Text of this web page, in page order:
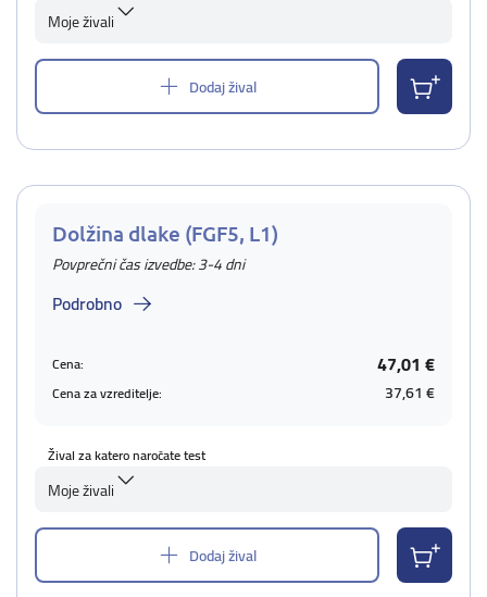
Moje živali
Dodaj žival
Dolžina dlake (FGF5, L1)
Povprečni čas izvedbe: 3-4 dni
Podrobno
Cena: 47,01 €
Cena za vzreditelje: 37,61 €
Žival za katero naročate test
Moje živali
Dodaj žival